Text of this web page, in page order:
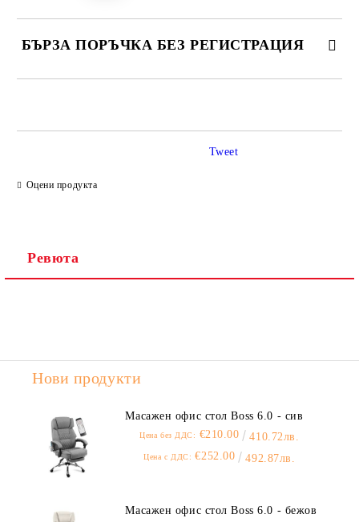
БЪРЗА ПОРЪЧКА БЕЗ РЕГИСТРАЦИЯ
Оцени продукта
Tweet
Ревюта
Нови продукти
Масажен офис стол Boss 6.0 - сив
Цена без ДДС: €210.00 410.72лв.
Цена с ДДС: €252.00 492.87лв.
Масажен офис стол Boss 6.0 - бежов